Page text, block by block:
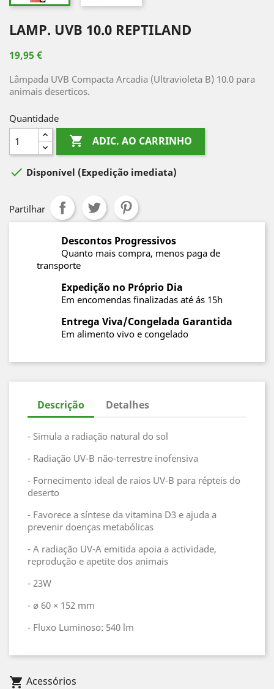
LAMP. UVB 10.0 REPTILAND
19,95 €
Lâmpada UVB Compacta Arcadia (Ultravioleta B) 10.0 para
animais deserticos.
Quantidade
 ADIC. AO CARRINHO
 Disponível (Expedição imediata)
Partilhar
Descontos Progressivos
Quanto mais compra, menos paga de
transporte
Expedição no Próprio Dia
Em encomendas finalizadas até ás 15h
Entrega Viva/Congelada Garantida
Em alimento vivo e congelado
Descrição Detalhes
- Simula a radiação natural do sol
- Radiação UV-B não-terrestre inofensiva
- Fornecimento ideal de raios UV-B para répteis do
deserto
- Favorece a síntese da vitamina D3 e ajuda a
prevenir doenças metabólicas
- A radiação UV-A emitida apoia a actividade,
reprodução e apetite dos animais
- 23W
- ø 60 × 152 mm
- Fluxo Luminoso: 540 lm
shopping_cart Acessórios